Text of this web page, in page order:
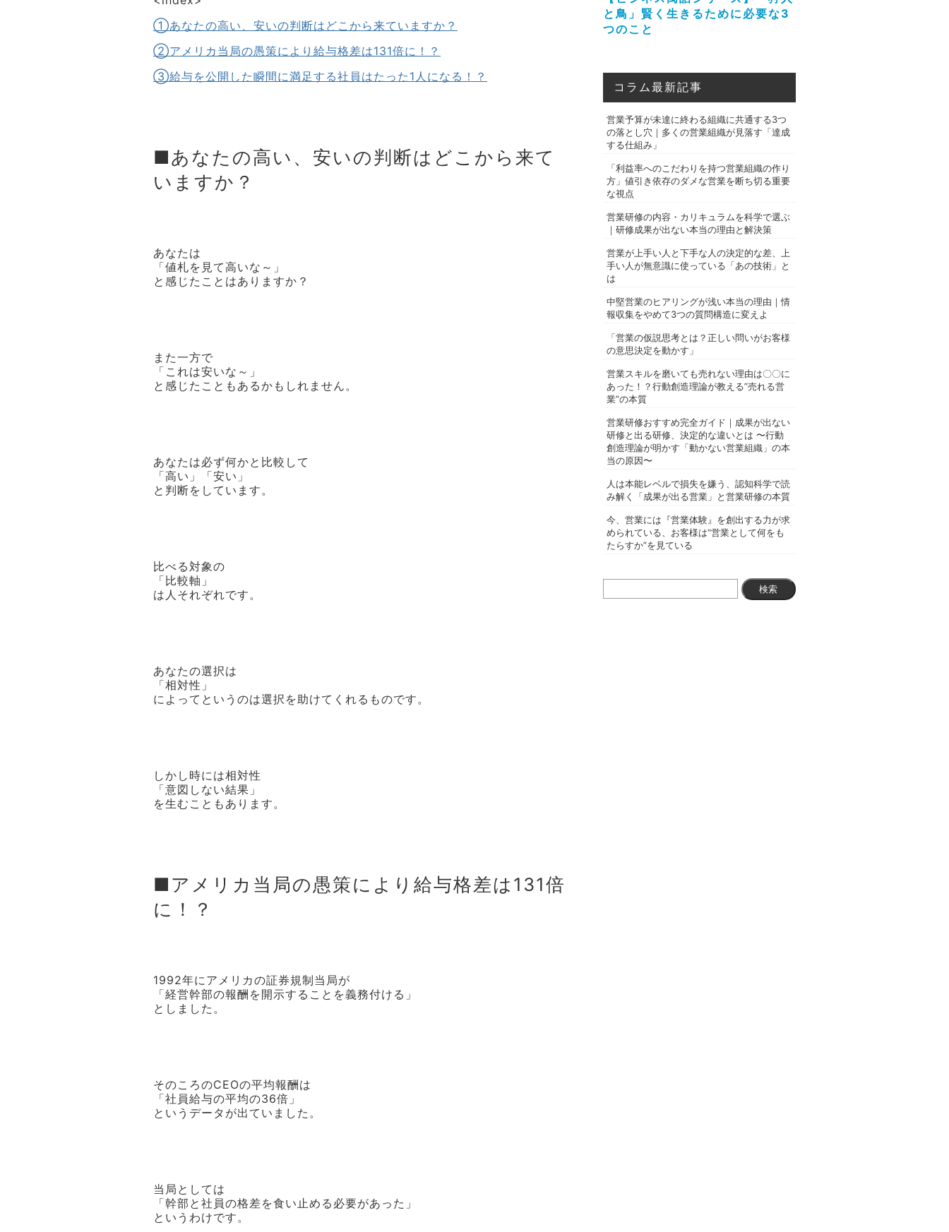
①あなたの高い、安いの判断はどこから来ていますか？
②アメリカ当局の愚策により給与格差は131倍に！？
③給与を公開した瞬間に満足する社員はたった1人になる！？
■あなたの高い、安いの判断はどこから来て
いますか？
あなたは
「値札を見て高いな～」
と感じたことはありますか？
また一方で
「これは安いな～」
と感じたこともあるかもしれません。
あなたは必ず何かと比較して
「高い」「安い」
と判断をしています。
比べる対象の
「比較軸」
は人それぞれです。
あなたの選択は
「相対性」
によってというのは選択を助けてくれるものです。
しかし時には相対性
「意図しない結果」
を生むこともあります。
■アメリカ当局の愚策により給与格差は131倍
に！？
1992年にアメリカの証券規制当局が
「経営幹部の報酬を開示することを義務付ける」
としました。
そのころのCEOの平均報酬は
「社員給与の平均の36倍」
というデータが出ていました。
当局としては
「幹部と社員の格差を食い止める必要があった」
というわけです。
と鳥」賢く生きるために必要な3
つのこと
コラム最新記事
営業予算が未達に終わる組織に共通する3つ
の落とし穴｜多くの営業組織が見落す「達成
する仕組み」
「利益率へのこだわりを持つ営業組織の作り
方」値引き依存のダメな営業を断ち切る重要
な視点
営業研修の内容・カリキュラムを科学で選ぶ
｜研修成果が出ない本当の理由と解決策
営業が上手い人と下手な人の決定的な差、上
手い人が無意識に使っている「あの技術」と
は
中堅営業のヒアリングが浅い本当の理由｜情
報収集をやめて3つの質問構造に変えよ
「営業の仮説思考とは？正しい問いがお客様
の意思決定を動かす」
営業スキルを磨いても売れない理由は〇〇に
あった！？行動創造理論が教える”売れる営
業”の本質
営業研修おすすめ完全ガイド｜成果が出ない
研修と出る研修、決定的な違いとは 〜行動
創造理論が明かす「動かない営業組織」の本
当の原因〜
人は本能レベルで損失を嫌う、認知科学で読
み解く「成果が出る営業」と営業研修の本質
今、営業には『営業体験』を創出する力が求
められている、お客様は“営業として何をも
たらすか”を見ている
索: